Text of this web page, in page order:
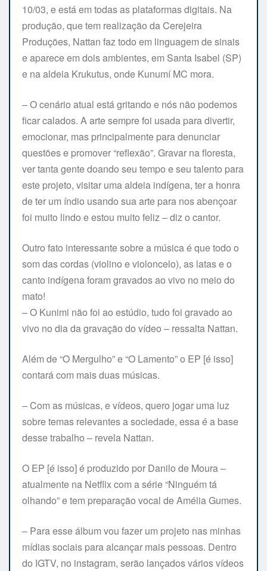
10/03, e está em todas as plataformas digitais. Na
produção, que tem realização da Cerejeira
Produções, Nattan faz todo em linguagem de sinais
e aparece em dois ambientes, em Santa Isabel (SP)
e na aldeia Krukutus, onde Kunumí MC mora.
– O cenário atual está gritando e nós não podemos
ficar calados. A arte sempre foi usada para divertir,
emocionar, mas principalmente para denunciar
questões e promover “reflexão”. Gravar na floresta,
ver tanta gente doando seu tempo e seu talento para
este projeto, visitar uma aldeia indígena, ter a honra
de ter um índio usando sua arte para nos abençoar
foi muito lindo e estou muito feliz – diz o cantor.
Outro fato interessante sobre a música é que todo o
som das cordas (violino e violoncelo), as latas e o
canto indígena foram gravados ao vivo no meio do
mato!
– O Kunimi não foi ao estúdio, tudo foi gravado ao
vivo no dia da gravação do vídeo – ressalta Nattan.
Além de “O Mergulho” e “O Lamento” o EP [é isso]
contará com mais duas músicas.
– Com as músicas, e vídeos, quero jogar uma luz
sobre temas relevantes a sociedade, essa é a base
desse trabalho – revela Nattan.
O EP [é isso] é produzido por Danilo de Moura –
atualmente na Netflix com a série “Ninguém tá
olhando” e tem preparação vocal de Amélia Gumes.
– Para esse álbum vou fazer um projeto nas minhas
mídias sociais para alcançar mais pessoas. Dentro
do IGTV, no instagram, serão lançados vários vídeos